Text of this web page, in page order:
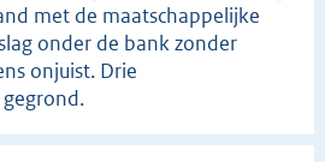
met de maatschappelijke
onder de bank zonder
onjuist. Drie